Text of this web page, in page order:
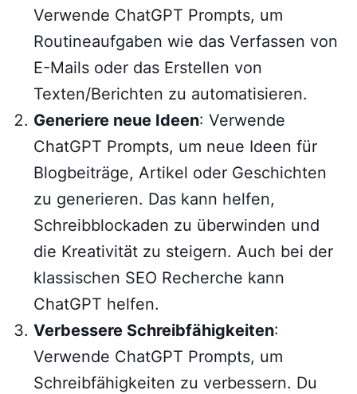
Verwende ChatGPT Prompts, um
Routineaufgaben wie das Verfassen von
E-Mails oder das Erstellen von
Texten/Berichten zu automatisieren.
Generiere neue Ideen: Verwende
ChatGPT Prompts, um neue Ideen für
Blogbeiträge, Artikel oder Geschichten
zu generieren. Das kann helfen,
Schreibblockaden zu überwinden und
die Kreativität zu steigern. Auch bei der
klassischen SEO Recherche kann
ChatGPT helfen.
Verbessere Schreibfähigkeiten:
Verwende ChatGPT Prompts, um
Schreibfähigkeiten zu verbessern. Du